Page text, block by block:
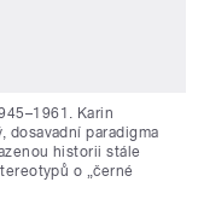
Karin
dosavadní paradigma
historii stále
o „černé